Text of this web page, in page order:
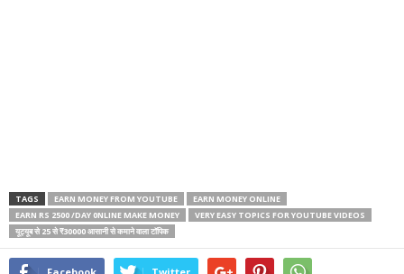
TAGS EARN MONEY FROM YOUTUBE
EARN MONEY ONLINE
EARN RS 2500 /DAY 0NLINE MAKE MONEY
VERY EASY TOPICS FOR YOUTUBE VIDEOS
यूट्यूब से 25 से ₹30000 आसानी से कमाने वाला टॉपिक